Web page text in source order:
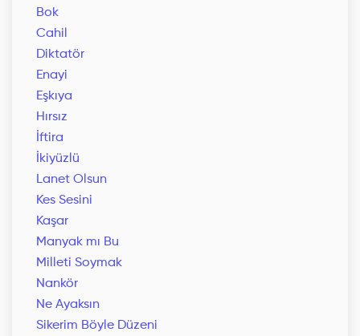
Bok
Cahil
Diktatör
Enayi
Eşkıya
Hırsız
İftira
İkiyüzlü
Lanet Olsun
Kes Sesini
Kaşar
Manyak mı Bu
Milleti Soymak
Nankör
Ne Ayaksın
Sikerim Böyle Düzeni